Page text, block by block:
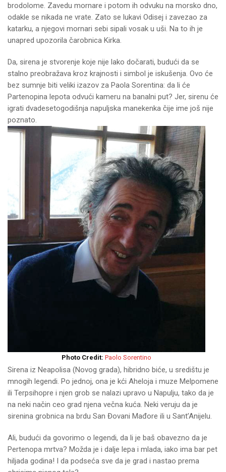
brodolome. Zavedu mornare i potom ih odvuku na morsko dno,
odakle se nikada ne vrate. Zato se lukavi Odisej i zavezao za
katarku, a njegovi mornari sebi sipali vosak u uši. Na to ih je
unapred upozorila čarobnica Kirka.
Da, sirena je stvorenje koje nije lako dočarati, budući da se
stalno preobražava kroz krajnosti i simbol je iskušenja. Ovo će
bez sumnje biti veliki izazov za Paola Sorentina: da li će
Partenopina lepota odvući kameru na banalni put? Jer, sirenu će
igrati dvadesetogodišnja napuljska manekenka čije ime još nije
poznato.
Photo Credit: Paolo Sorentino
Sirena iz Neapolisa (Novog grada), hibridno biće, u središtu je
mnogih legendi. Po jednoj, ona je kći Aheloja i muze Melpomene
ili Terpsihopre i njen grob se nalazi upravo u Napulju, tako da je
na neki način ceo grad njena večna kuća. Neki veruju da je
sirenina grobnica na brdu San Đovani Mađore ili u Sant’Anijelu.
Ali, budući da govorimo o legendi, da li je baš obavezno da je
Pertenopa mrtva? Možda je i dalje lepa i mlada, iako ima bar pet
hiljada godina! I da podseća sve da je grad i nastao prema